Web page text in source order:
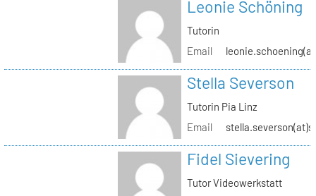
Leonie Schöning
Tutorin
Email
Stella Severson
Tutorin Pia Linz
Email
Fidel Sievering
Tutor Videowerkstatt